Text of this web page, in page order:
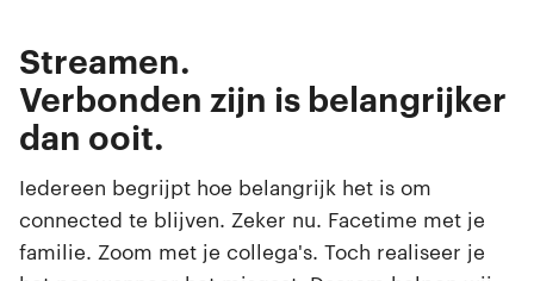
Gamen.
Browsen.
Swipen.
Selfies maken.
Verbonden zijn is belangrijker
dan ooit.
Iedereen begrijpt hoe belangrijk het is om
connected te blijven. Zeker nu. Facetime met je
familie. Zoom met je collega's. Toch realiseer je